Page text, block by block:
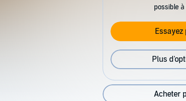
possible
Plus
Acheter